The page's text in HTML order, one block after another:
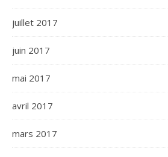
juillet 2017
juin 2017
mai 2017
avril 2017
mars 2017